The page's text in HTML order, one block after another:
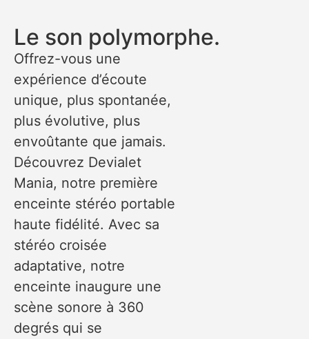
Le son polymorphe.
Offrez-vous une
expérience d’écoute
unique, plus spontanée,
plus évolutive, plus
envoûtante que jamais.
Découvrez Devialet
Mania, notre première
enceinte stéréo portable
haute fidélité. Avec sa
stéréo croisée
adaptative, notre
enceinte inaugure une
scène sonore à 360
degrés qui se